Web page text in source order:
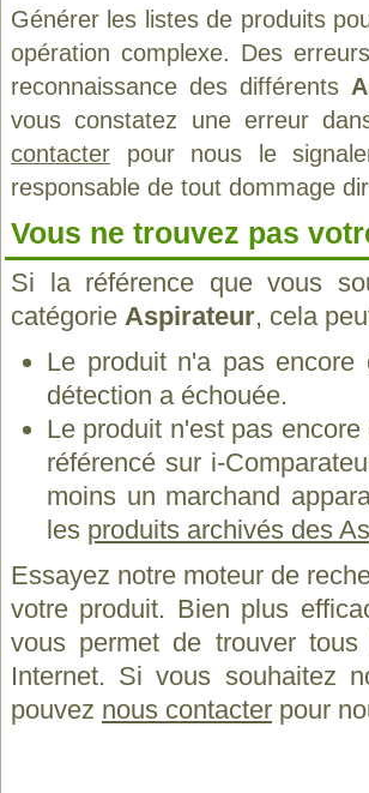
Générer les listes de produits
opération complexe. Des
reconnaissance des différents
vous constatez une erreur
contacter pour nous le
responsable de tout dommage
Vous ne trouvez pas
Si la référence que vous
catégorie Aspirateur, cela
Le produit n'a pas
détection a échouée.
Le produit n'est pas
référencé sur i-
moins un marchand
les produits archivés des
Essayez notre moteur de
votre produit. Bien plus
vous permet de trouver
Internet. Si vous souhaitez
pouvez nous contacter pour